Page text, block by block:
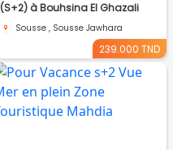
(S+2) à Bouhsina El Ghazali
Sousse , Sousse Jawhara
239.000 TND